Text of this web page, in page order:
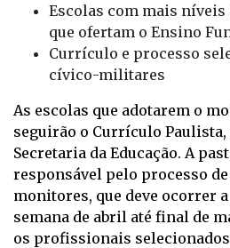
Escolas com mais níveis
que ofertam o Ensino
Currículo e processo
cívico-militares
As escolas que adotarem o
seguirão o Currículo
Secretaria da Educação. A
responsável pelo processo de
monitores, que deve ocorrer
semana de abril até final de
os profissionais